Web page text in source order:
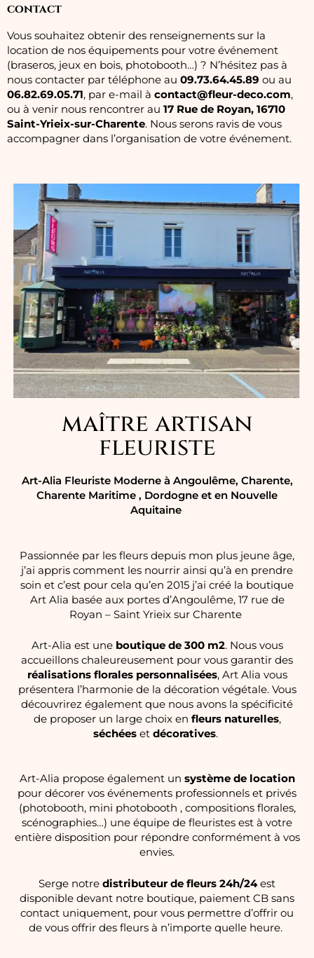
contact
Vous souhaitez obtenir des renseignements sur la
location de nos équipements pour votre événement
(braseros, jeux en bois, photobooth…) ? N’hésitez pas à
nous contacter par téléphone au 09.73.64.45.89 ou au
06.82.69.05.71, par e-mail à contact@fleur-deco.com,
ou à venir nous rencontrer au 17 Rue de Royan, 16710
Saint-Yrieix-sur-Charente. Nous serons ravis de vous
accompagner dans l’organisation de votre événement.
maître artisan
fleuriste
Art-Alia Fleuriste Moderne à Angoulême, Charente,
Charente Maritime , Dordogne et en Nouvelle
Aquitaine
Passionnée par les fleurs depuis mon plus jeune âge,
j’ai appris comment les nourrir ainsi qu’à en prendre
soin et c’est pour cela qu’en 2015 j’ai créé la boutique
Art Alia basée aux portes d’Angoulême, 17 rue de
Royan – Saint Yrieix sur Charente
Art-Alia est une boutique de 300 m2. Nous vous
accueillons chaleureusement pour vous garantir des
réalisations florales personnalisées, Art Alia vous
présentera l’harmonie de la décoration végétale. Vous
découvrirez également que nous avons la spécificité
de proposer un large choix en fleurs naturelles,
séchées et décoratives.
Art-Alia propose également un système de location
pour décorer vos événements professionnels et privés
(photobooth, mini photobooth , compositions florales,
scénographies…) une équipe de fleuristes est à votre
entière disposition pour répondre conformément à vos
envies.
Serge notre distributeur de fleurs 24h/24est
disponible devant notre boutique, paiement CB sans
contact uniquement, pour vous permettre d’offrir ou
de vous offrir des fleurs à n’importe quelle heure.